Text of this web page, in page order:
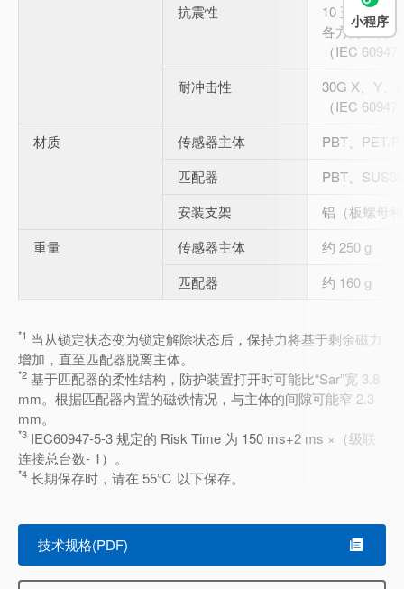
抗震性
10 至 55 Hz
各方向 5 分钟
（IEC
耐冲击性
30G X、Y、
（IEC
材质
传感器主体
PBT、PET/
匹配器
PBT、
安装支架
铝（板螺母
重量
传感器主体
约 250 g
匹配器
约 160 g
*1 当从锁定状态变为锁定解除状态后，保持力将基于剩余磁力
增加，直至匹配器脱离主体。
*2 基于匹配器的柔性结构，防护装置打开时可能比“Sar”宽 3.8
mm。根据匹配器内置的磁铁情况，与主体的间隙可能窄 2.3
mm。
*3 IEC60947-5-3 规定的 Risk Time 为 150 ms+2 ms ×（级联
连接总台数- 1）。
*4 长期保存时，请在 55℃ 以下保存。
技术规格(PDF)
小程序